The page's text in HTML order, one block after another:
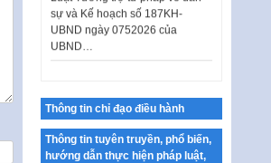
UBND ngày 0752026 của
UBND…
Ban hành Danh mục vị trí khai
Kế hoạch Tổ chức Cuộc thi
chính luận về bảo vệ nền tảng tư
tưởng của Đảng…
Thông tin chỉ đạo điều hành
Thông tin tuyên truyền, phổ biến,
hướng dẫn thực hiện pháp luật,